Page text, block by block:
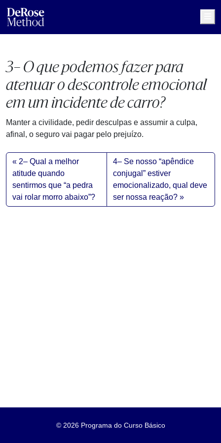
3– O que podemos fazer para
atenuar o descontrole emocional
em um incidente de carro?
Manter a civilidade, pedir desculpas e assumir a culpa,
afinal, o seguro vai pagar pelo prejuízo.
2– Qual a melhor
atitude quando
sentirmos que “a pedra
vai rolar morro abaixo”?
4– Se nosso “apêndice
conjugal” estiver
emocionalizado, qual deve
ser nossa reação?
©2026 Programa do Curso Básico